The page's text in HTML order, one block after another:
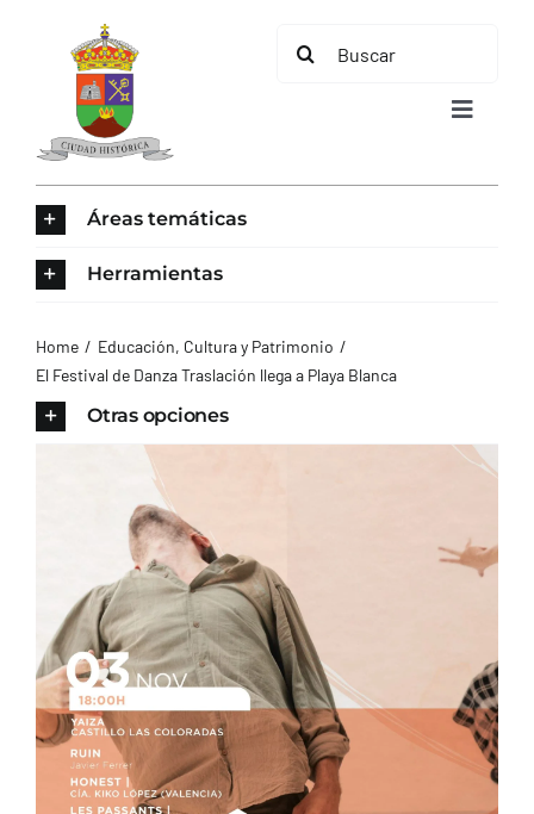
contenido
Buscar:
Toggle
AYUNTAMIENTO
Áreas temáticas
Herramientas
Home
Educación, Cultura y Patrimonio
El Festival de Danza Traslación llega a Playa Blanca
Otras opciones